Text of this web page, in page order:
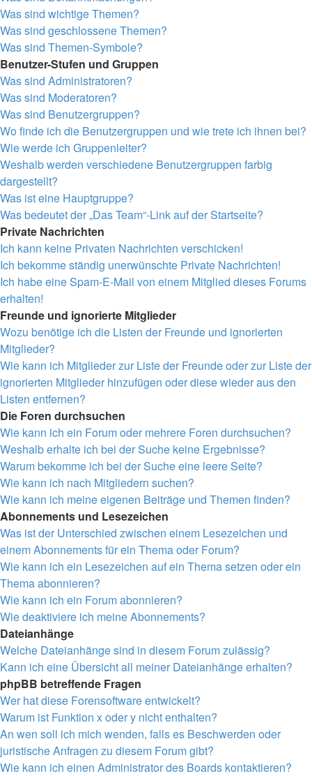
Was sind wichtige Themen?
Was sind geschlossene Themen?
Was sind Themen-Symbole?
Benutzer-Stufen und Gruppen
Was sind Administratoren?
Was sind Moderatoren?
Was sind Benutzergruppen?
Wo finde ich die Benutzergruppen und wie trete ich ihnen bei?
Wie werde ich Gruppenleiter?
Weshalb werden verschiedene Benutzergruppen farbig
dargestellt?
Was ist eine Hauptgruppe?
Was bedeutet der „Das Team“-Link auf der Startseite?
Private Nachrichten
Ich kann keine Privaten Nachrichten verschicken!
Ich bekomme ständig unerwünschte Private Nachrichten!
Ich habe eine Spam-E-Mail von einem Mitglied dieses Forums
erhalten!
Freunde und ignorierte Mitglieder
Wozu benötige ich die Listen der Freunde und ignorierten
Mitglieder?
Wie kann ich Mitglieder zur Liste der Freunde oder zur Liste der
ignorierten Mitglieder hinzufügen oder diese wieder aus den
Listen entfernen?
Die Foren durchsuchen
Wie kann ich ein Forum oder mehrere Foren durchsuchen?
Weshalb erhalte ich bei der Suche keine Ergebnisse?
Warum bekomme ich bei der Suche eine leere Seite?
Wie kann ich nach Mitgliedern suchen?
Wie kann ich meine eigenen Beiträge und Themen finden?
Abonnements und Lesezeichen
Was ist der Unterschied zwischen einem Lesezeichen und
einem Abonnements für ein Thema oder Forum?
Wie kann ich ein Lesezeichen auf ein Thema setzen oder ein
Thema abonnieren?
Wie kann ich ein Forum abonnieren?
Wie deaktiviere ich meine Abonnements?
Dateianhänge
Welche Dateianhänge sind in diesem Forum zulässig?
Kann ich eine Übersicht all meiner Dateianhänge erhalten?
phpBB betreffende Fragen
Wer hat diese Forensoftware entwickelt?
Warum ist Funktion x oder y nicht enthalten?
An wen soll ich mich wenden, falls es Beschwerden oder
juristische Anfragen zu diesem Forum gibt?
Wie kann ich einen Administrator des Boards kontaktieren?